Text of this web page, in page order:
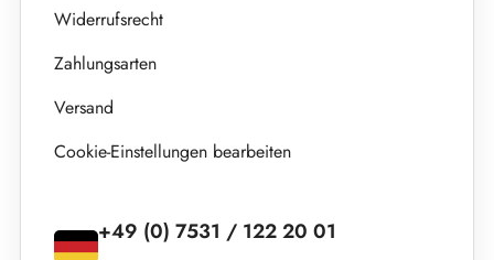
Widerrufsrecht
Zahlungsarten
Versand
Cookie-Einstellungen bearbeiten
+49 (0) 7531 / 122 20 01